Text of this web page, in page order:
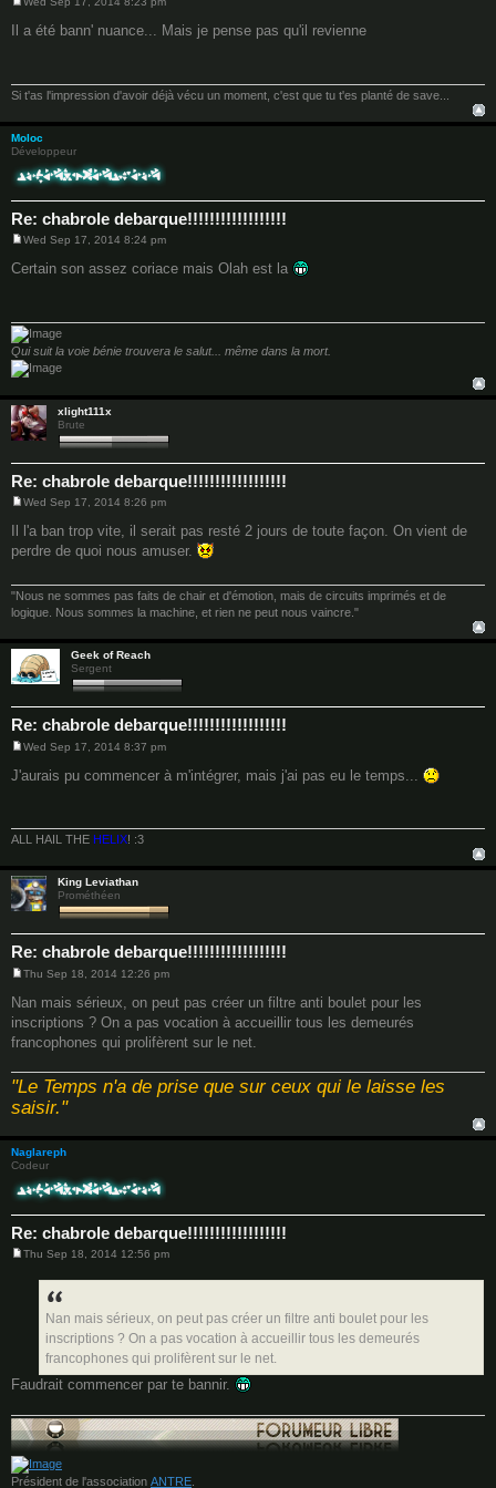
s
Il a été bann' nuance... Mais je pense pas qu'il revienne
Si t'as l'impression d'avoir déjà vécu un moment, c'est que tu t'es planté de save...
Moloc
Développeur
Re: chabrole debarque!!!!!!!!!!!!!!!!!!
o
s
Wed Sep 17, 2014 8:24 pm
Certain son assez coriace mais Olah est la
Qui suit la voie bénie trouvera le salut... même dans la mort.
xlight111x
Brute
Re: chabrole debarque!!!!!!!!!!!!!!!!!!
o
s
t
Wed Sep 17, 2014 8:26 pm
Il l'a ban trop vite, il serait pas resté 2 jours de toute façon. On vient de
perdre de quoi nous amuser.
"Nous ne sommes pas faits de chair et d'émotion, mais de circuits imprimés et de
logique. Nous sommes la machine, et rien ne peut nous vaincre."
Geek of Reach
Sergent
Re: chabrole debarque!!!!!!!!!!!!!!!!!!
s
Wed Sep 17, 2014 8:37 pm
J'aurais pu commencer à m'intégrer, mais j'ai pas eu le temps...
ALL HAIL THE HELIX! :3
King Leviathan
Prométhéen
Re: chabrole debarque!!!!!!!!!!!!!!!!!!
s
t
Thu Sep 18, 2014 12:26 pm
Nan mais sérieux, on peut pas créer un filtre anti boulet pour les
inscriptions ? On a pas vocation à accueillir tous les demeurés
francophones qui prolifèrent sur le net.
"Le Temps n'a de prise que sur ceux qui le laisse les
saisir."
Naglareph
Codeur
Re: chabrole debarque!!!!!!!!!!!!!!!!!!
Thu Sep 18, 2014 12:56 pm
Nan mais sérieux, on peut pas créer un filtre anti boulet pour les
inscriptions ? On a pas vocation à accueillir tous les demeurés
francophones qui prolifèrent sur le net.
Faudrait commencer par te bannir.
Président de l'association ANTRE